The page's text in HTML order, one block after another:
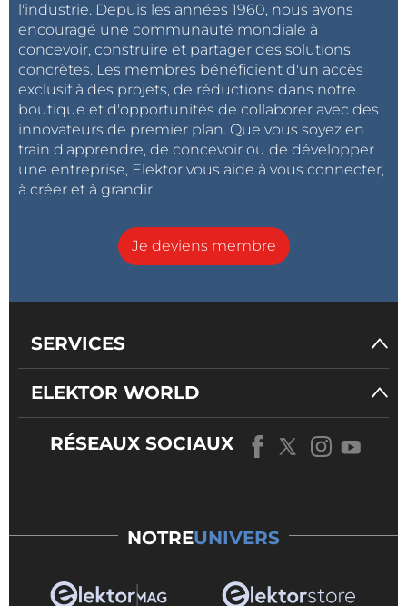
l'industrie. Depuis les années 1960, nous avons
encouragé une communauté mondiale à
concevoir, construire et partager des solutions
concrètes. Les membres bénéficient d'un accès
exclusif à des projets, de réductions dans notre
boutique et d'opportunités de collaborer avec des
innovateurs de premier plan. Que vous soyez en
train d'apprendre, de concevoir ou de développer
une entreprise, Elektor vous aide à vous connecter,
à créer et à grandir.
Je deviens membre
SERVICES
ELEKTOR WORLD
RÉSEAUX SOCIAUX
NOTREUNIVERS